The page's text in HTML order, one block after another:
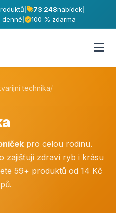
73 248nabídek
denně
100 % zdarma
technika/
pro celou rodinu.
zajišťují zdraví ryb i krásu
59+ produktů od 14 Kč